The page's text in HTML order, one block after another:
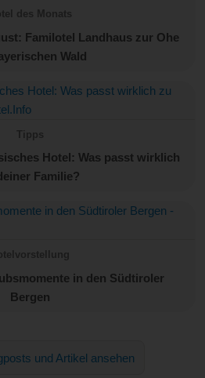
Familotel Landhaus zur Ohe
Wald
Hotel: Was passt wirklich
Familie?
in den Südtiroler
Bergen
und Artikel ansehen